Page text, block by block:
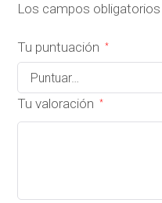
Los campos
Tu puntuación *
Tu valoración *